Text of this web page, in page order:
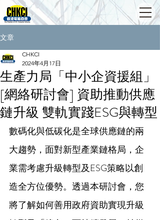
文章
生產力局「中小企資援組」
[網絡研討會] 資助推動供應
鏈升級 雙軌實踐ESG與轉型
CHKCI
2024年4月17日
數碼化與低碳化是全球供應鏈的兩
大趨勢，面對新型產業鏈格局，企
業需考慮升級轉型及ESG策略以創
造全方位優勢。透過本研討會，您
將了解如何善用政府資助實現升級